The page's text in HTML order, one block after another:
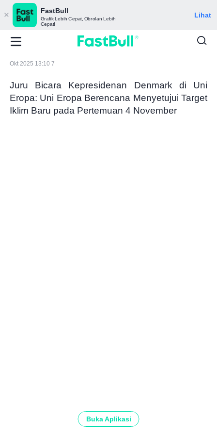
FastBull
Grafik Lebih Cepat, Obrolan Lebih
Cepat!
Lihat
Okt 2025 13:10 7
Juru Bicara Kepresidenan Denmark di Uni
Eropa: Uni Eropa Berencana Menyetujui Target
Iklim Baru pada Pertemuan 4 November
Buka Aplikasi